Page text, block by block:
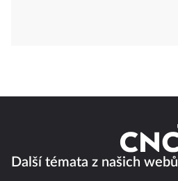
Další témata z našich webů